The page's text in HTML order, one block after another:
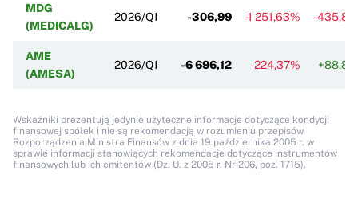
MDG
(MEDICALG)
2026/Q1 -306,99 -1 251,63% -
AME
(AMESA)
2026/Q1 -6 696,12 -224,37%
Wskaźniki prezentują jedynie użyteczne informacje dotyczące kondycji
finansowej spółek i nie są rekomendacją w rozumieniu przepisów
Rozporządzenia Ministra Finansów z dnia 19 października 2005 r. w
sprawie informacji stanowiących rekomendacje dotyczące instrumentów
finansowych lub ich emitentów (Dz. U. z 2005 r. Nr 206, poz. 1715).